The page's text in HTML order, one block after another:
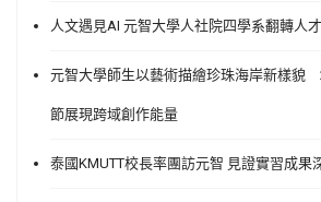
人文遇見AI 元智大學人社院四學系翻轉人
元智大學師生以藝術描繪珍珠海岸新樣貌
節展現跨域創作能量
泰國KMUTT校長率團訪元智 見證實習成果